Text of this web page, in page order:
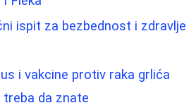
ispit za bezbednost i zdravlje
i vakcine protiv raka grlića
da znate